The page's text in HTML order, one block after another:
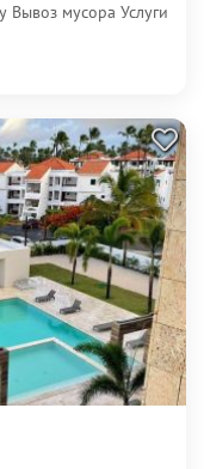
Вывоз мусора Услуги